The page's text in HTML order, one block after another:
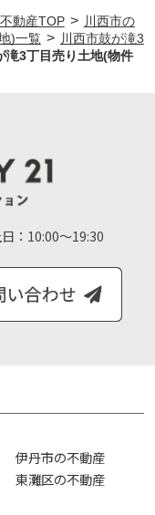
動産TOP > 川西市の
)一覧 > 川西市鼓が滝3
滝3丁目売り土地(物件
：10:00～19:30
伊丹市の不動産
東灘区の不動産